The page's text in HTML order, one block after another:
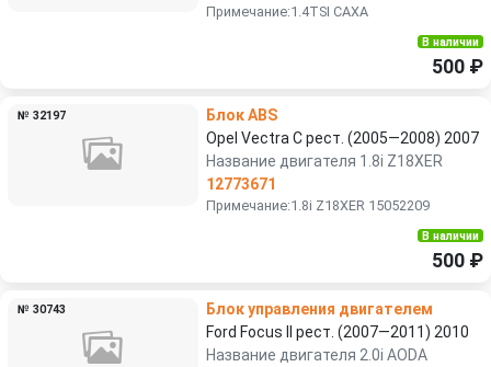
Примечание:1.4TSI CAXA
В наличии
500 ₽
№ 32197
Блок ABS
Opel Vectra C рест. (2005—2008) 2007
Название двигателя 1.8i Z18XER
12773671
Примечание:1.8i Z18XER 15052209
В наличии
500 ₽
№ 30743
Блок управления двигателем
Ford Focus II рест. (2007—2011) 2010
Название двигателя 2.0i AODA